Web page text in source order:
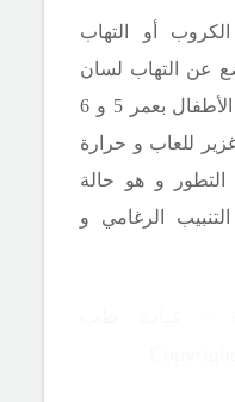
الكروب أو التهاب
عن التهاب لسان
المزمار , و الذي يحدث عند الأطفال بعمر 5 و 6
للعاب و حرارة
و هو حالة
الرغامي و